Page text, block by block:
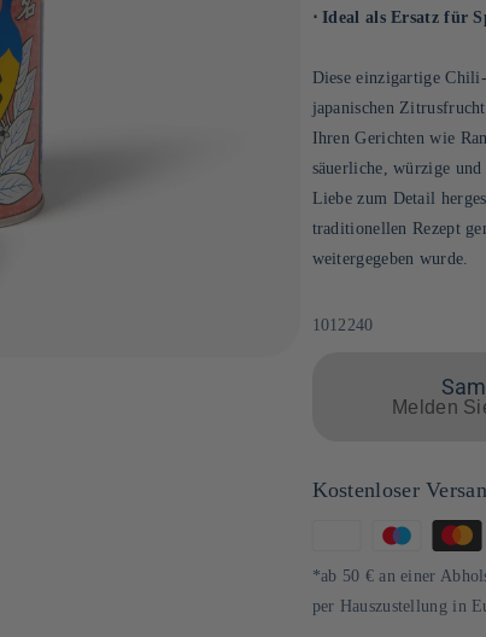
⋅ Ideal als Ersatz für
Diese einzigartige
japanischen
Ihren Gerichten wie
säuerliche, würzige
Liebe zum Detail
traditionellen Rezept
weitergegeben wurde.
SKU:
1012240
Melden
Kostenloser
Zahlungsmethoden
*ab 50 € an einer
per Hauszustellung in